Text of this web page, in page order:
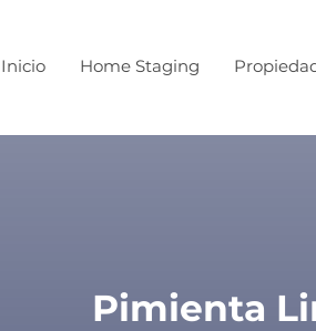
Inicio Home Staging
Pimienta